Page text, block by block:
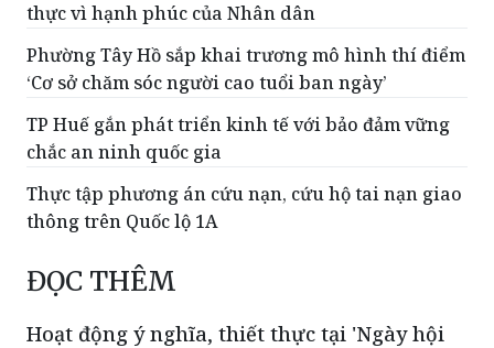
thực vì hạnh phúc của Nhân dân
Phường Tây Hồ sắp khai trương mô hình thí điểm
‘Cơ sở chăm sóc người cao tuổi ban ngày’
TP Huế gắn phát triển kinh tế với bảo đảm vững
chắc an ninh quốc gia
Thực tập phương án cứu nạn, cứu hộ tai nạn giao
thông trên Quốc lộ 1A
ĐỌC THÊM
Hoạt động ý nghĩa, thiết thực tại 'Ngày hội